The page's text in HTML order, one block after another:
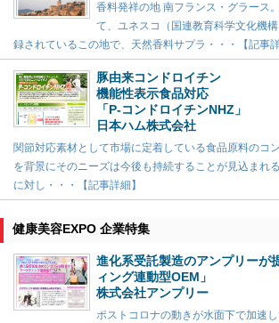
香料発祥の地 南フランス・グラース
て、ユネスコ（国連教育科学文化機
録されているこの地で、天然香料サプラ・・・【記事詳
豚由来コンドロイチン
機能性表示食品対応
「P-コンドロイチンNHZ」
日本ハム株式会社
関節対応素材として市場に定着している食品原料のコ
を背景にそのニーズは今後も持続することが見込まれ
に対し・・・【記事詳細】
健康美容EXPO 企業特集
進化系受託製造のアンプリーが
ィング連動型OEM」
株式会社アンプリー
ポストコロナの動きが水面下で加速